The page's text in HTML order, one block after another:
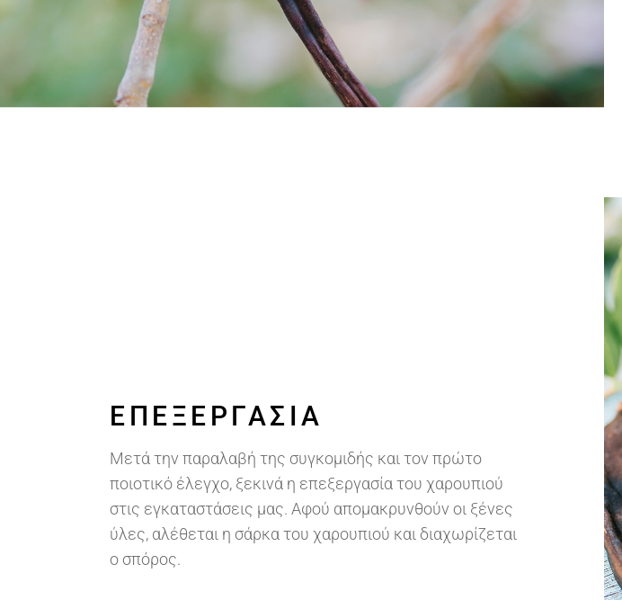
ΕΠΕΞΕΡΓΑΣΊΑ
Μετά την παραλαβή της συγκομιδής και τον πρώτο
ποιοτικό έλεγχο, ξεκινά η επεξεργασία του χαρουπιού
στις εγκαταστάσεις μας. Αφού απομακρυνθούν οι ξένες
ύλες, αλέθεται η σάρκα του χαρουπιού και διαχωρίζεται
ο σπόρος.